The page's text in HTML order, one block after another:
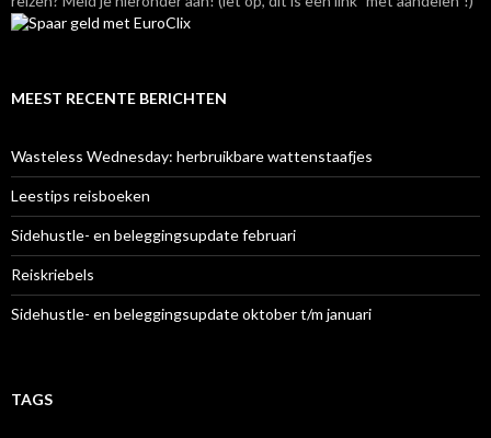
MEEST RECENTE BERICHTEN
Wasteless Wednesday: herbruikbare wattenstaafjes
Leestips reisboeken
Sidehustle- en beleggingsupdate februari
Reiskriebels
Sidehustle- en beleggingsupdate oktober t/m januari
TAGS